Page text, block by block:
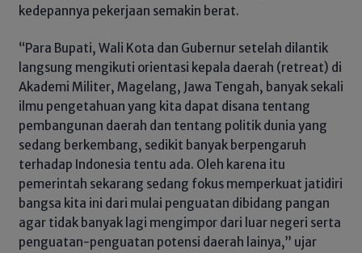
kedepannya pekerjaan semakin berat.
“Para Bupati, Wali Kota dan Gubernur setelah dilantik
langsung mengikuti orientasi kepala daerah (retreat) di
Akademi Militer, Magelang, Jawa Tengah, banyak sekali
ilmu pengetahuan yang kita dapat disana tentang
pembangunan daerah dan tentang politik dunia yang
sedang berkembang, sedikit banyak berpengaruh
terhadap Indonesia tentu ada. Oleh karena itu
pemerintah sekarang sedang fokus memperkuat jatidiri
bangsa kita ini dari mulai penguatan dibidang pangan
agar tidak banyak lagi mengimpor dari luar negeri serta
penguatan-penguatan potensi daerah lainya,” ujar